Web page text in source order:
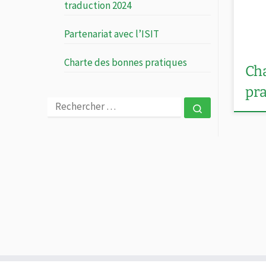
traduction 2024
Partenariat avec l’ISIT
Charte des bonnes pratiques
RECHERCHER